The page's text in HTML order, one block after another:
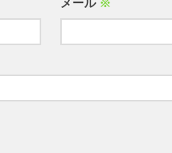
メール ※